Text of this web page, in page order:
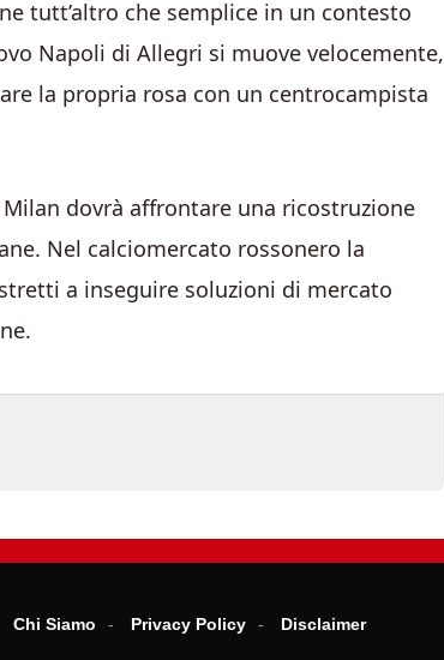
tutt’altro che semplice in un contesto
Napoli di Allegri si muove velocemente,
la propria rosa con un centrocampista
dovrà affrontare una ricostruzione
Nel calciomercato rossonero la
a inseguire soluzioni di mercato
Chi Siamo Privacy Policy Disclaimer